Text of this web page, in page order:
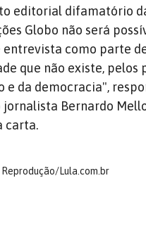
editorial difamatório
Globo não será
entrevista como parte
que não existe, pelos
e da democracia",
jornalista Bernardo
carta.
Reprodução/Lula.com.br